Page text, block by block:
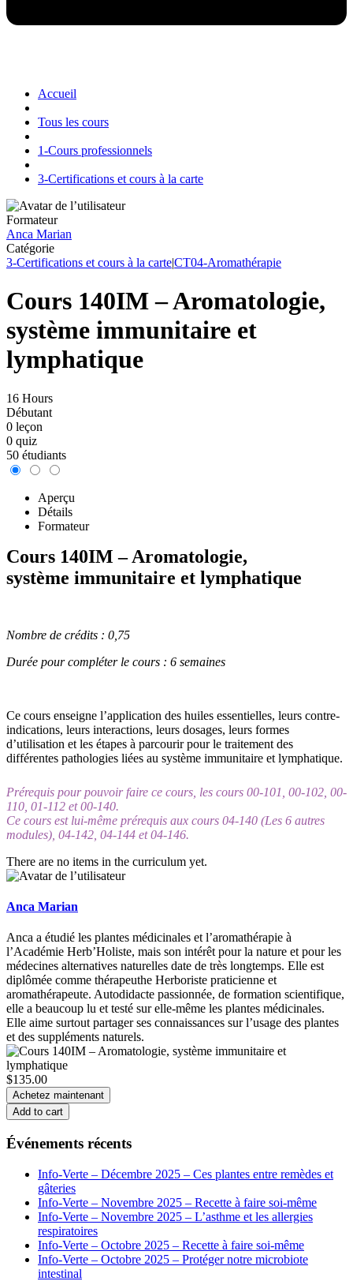
Accueil
Tous les cours
1-Cours professionnels
3-Certifications et cours à la carte
Formateur
Anca Marian
Catégorie
3-Certifications et cours à la carte|CT04-Aromathérapie
Cours 140IM – Aromatologie,
système immunitaire et
lymphatique
16 Hours
Débutant
0 leçon
0 quiz
50 étudiants
Aperçu
Détails
Formateur
Cours 140IM – Aromatologie,
système immunitaire et lymphatique
Nombre de crédits : 0,75
Durée pour compléter le cours : 6 semaines
Ce cours enseigne l’application des huiles essentielles, leurs contre-
indications, leurs interactions, leurs dosages, leurs formes
d’utilisation et les étapes à parcourir pour le traitement des
différentes pathologies liées au système immunitaire et lymphatique.
Prérequis pour pouvoir faire ce cours, les cours 00-101, 00-102, 00-
110, 01-112 et 00-140.
Ce cours est lui-même prérequis aux cours 04-140 (Les 6 autres
modules), 04-142, 04-144 et 04-146.
There are no items in the curriculum yet.
Anca Marian
Anca a étudié les plantes médicinales et l’aromathérapie à
l’Académie Herb’Holiste, mais son intérêt pour la nature et pour les
médecines alternatives naturelles date de très longtemps. Elle est
diplômée comme thérapeuthe Herboriste praticienne et
aromathérapeute. Autodidacte passionnée, de formation scientifique,
elle a beaucoup lu et testé sur elle-même les plantes médicinales.
Elle aime surtout partager ses connaissances sur l’usage des plantes
et des suppléments naturels.
$135.00
Achetez maintenant
Add to cart
Événements récents
Info-Verte – Décembre 2025 – Ces plantes entre remèdes et
gâteries
Info-Verte – Novembre 2025 – Recette à faire soi-même
Info-Verte – Novembre 2025 – L’asthme et les allergies
respiratoires
Info-Verte – Octobre 2025 – Recette à faire soi-même
Info-Verte – Octobre 2025 – Protéger notre microbiote
intestinal